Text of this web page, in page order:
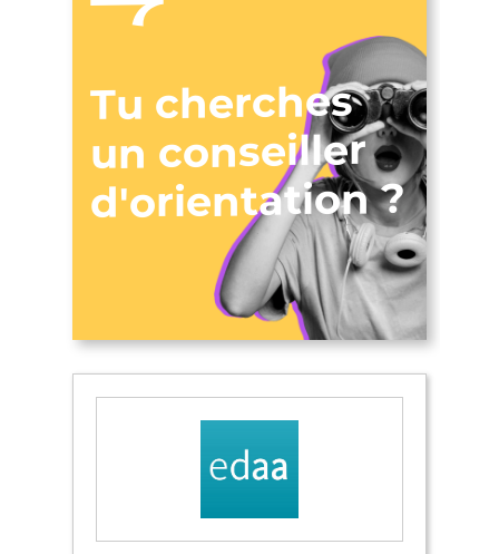
Tu cherches
un conseiller
d'orientation ?